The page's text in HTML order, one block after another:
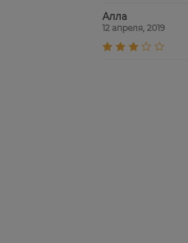
Алла
12 апреля, 2019